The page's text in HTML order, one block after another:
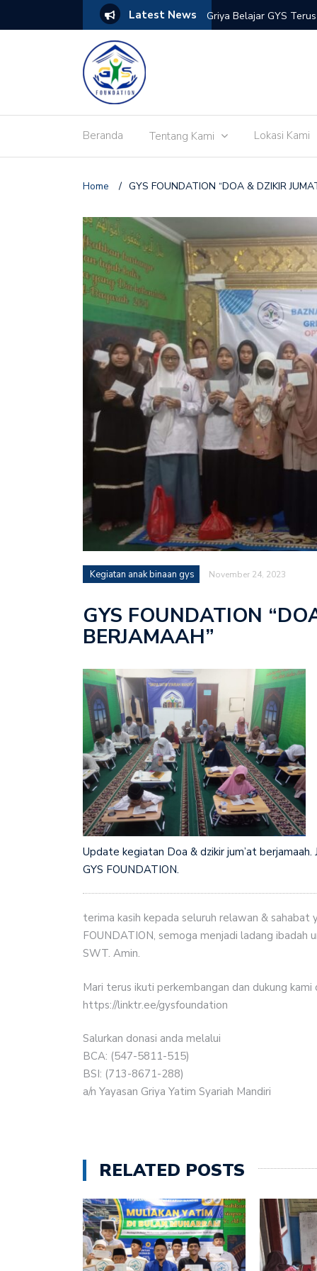
Latest News
Bahaya Narkoba di Tangerang Griya Belajar GYS
Beranda Tentang Kami Lokasi Kami
Home / GYS FOUNDATION “DOA & DZIKIR
Kegiatan anak binaan gys November 24, 2023
GYS FOUNDATION
BERJAMAAH”
Update kegiatan Doa & dzikir jum’at
GYS FOUNDATION.
terima kasih kepada seluruh relawan & sahabat
FOUNDATION, semoga menjadi ladang ibadah
SWT. Amin.
Mari terus ikuti perkembangan dan dukung
https://linktr.ee/gysfoundation
Salurkan donasi anda melalui
BCA: (547-5811-515)
BSI: (713-8671-288)
a/n Yayasan Griya Yatim Syariah Mandiri
RELATED POSTS